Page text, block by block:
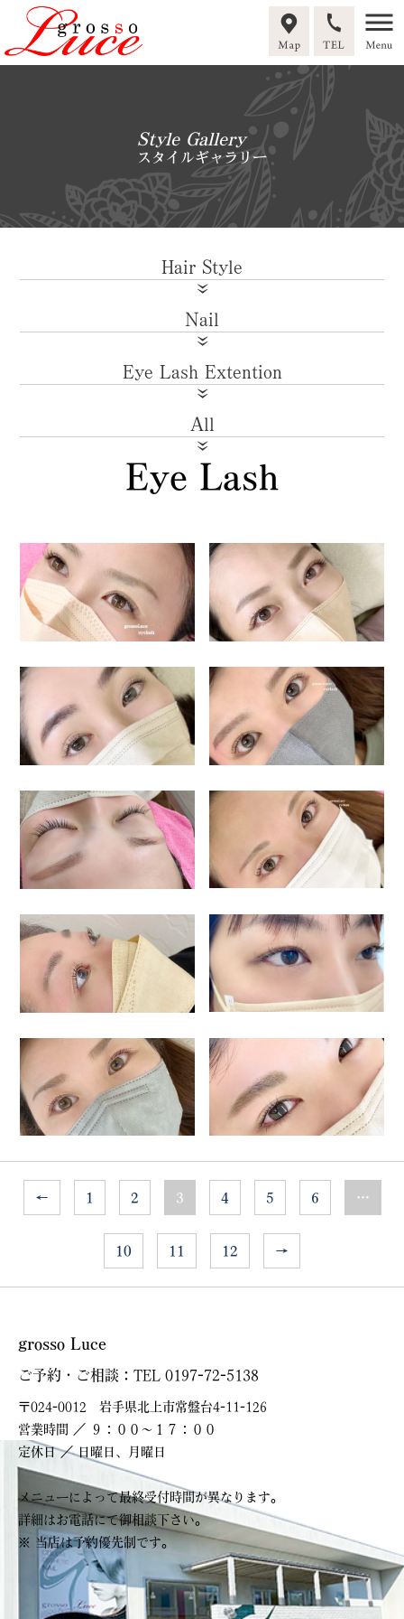
Style Gallery
スタイルギャラリー
Hair Style
Nail
Eye Lash Extention
All
Eye Lash
← 1 2 3 4 5 6 …
10 11 12 →
grosso Luce
ご予約・ご相談：TEL 0197-72-5138
〒024-0012 岩手県北上市常盤台4-11-126
営業時間 ／ ９：００～１７：００
定休日 ／ 日曜日、月曜日
メニューによって最終受付時間が異なります。
詳細はお電話にて御相談下さい。
※ 当店は予約優先制です。